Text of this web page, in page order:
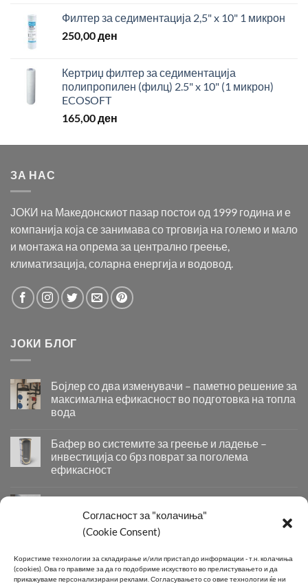
Согласност за "колачиња"
(Cookie Consent)
Kористиме технологии за складирање и/или пристап до информации - т.н. колачиња
(cookies).Ова го правиме за да го подобриме искуството во прелистувањето и да
прикажуваме персонализирани реклами.Согласувањето со овие технологии ќе ни
Филтер за седиментација 2,5" x 10" 1 микрон
250,00ден
Кертриџ филтер за седиментација
полипропилен (филц) 2.5" x 10" (1 микрон)
ECOSOFT
165,00ден
ЗА НАС
ЈОКИ на Македонскиот пазар постои од 1999 година и е
компанија која се занимава со трговија на големо и мало
и монтажа на опрема за централно греење,
климатизација, соларна енергија и водовод.
ЈОКИ БЛОГ
Бојлер со два изменувачи – паметно решение за
максимална ефикасност во подготовка на топла
вода
со
два
изменувачи
–
решение
максимална
ефикасност
подготовка
на
топла
Бафер во системите за греење и ладење –
инвестиција со брз поврат за поголема
ефикасност
во
–
инвестиција
Придобивки од Инсталирање на Современи
Системи за Греење и Ладење
Придобивки
Современи
КОНТАКТ